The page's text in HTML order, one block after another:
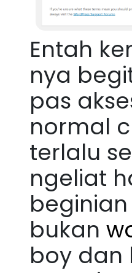
Entah
nya
pas
normal
terlalu
ngeliat
beginian
bukan
boy dan